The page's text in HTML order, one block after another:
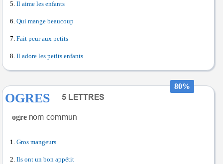
Il aime les enfants
Qui mange beaucoup
Fait peur aux petits
Il adore les petits enfants
80%
OGRES
ogre
Gros mangeurs
Ils ont un bon appétit